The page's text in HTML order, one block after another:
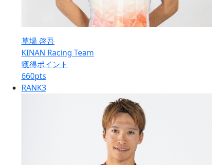
草場 啓吾
KINAN Racing Team
獲得ポイント
660pts
RANK3